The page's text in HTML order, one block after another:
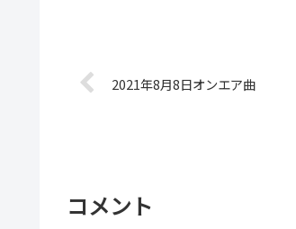
2021年8月8日オンエア曲
コメント